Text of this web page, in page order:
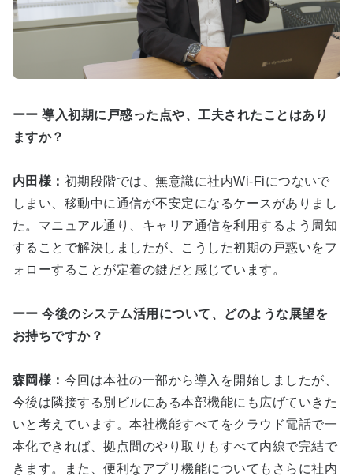
ーー 導入初期に戸惑った点や、工夫されたことはあり
ますか？
内田様： 初期段階では、無意識に社内Wi-Fiにつないで
しまい、移動中に通信が不安定になるケースがありまし
た。マニュアル通り、キャリア通信を利用するよう周知
することで解決しましたが、こうした初期の戸惑いをフ
ォローすることが定着の鍵だと感じています。
ーー 今後のシステム活用について、どのような展望を
お持ちですか？
森岡様： 今回は本社の一部から導入を開始しましたが、
今後は隣接する別ビルにある本部機能にも広げていきた
いと考えています。本社機能すべてをクラウド電話で一
本化できれば、拠点間のやり取りもすべて内線で完結で
きます。また、便利なアプリ機能についてもさらに社内